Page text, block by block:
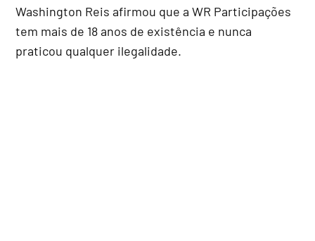
Washington Reis afirmou que a WR Participações
tem mais de 18 anos de existência e nunca
praticou qualquer ilegalidade.